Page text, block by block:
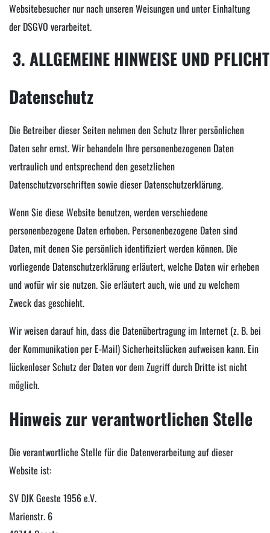
Websitebesucher nur nach unseren Weisungen und unter Einhaltung
der DSGVO verarbeitet.
3. ALLGEMEINE HINWEISE UND
Datenschutz
Die Betreiber dieser Seiten nehmen den Schutz Ihrer persönlichen
Daten sehr ernst. Wir behandeln Ihre personenbezogenen Daten
vertraulich und entsprechend den gesetzlichen
Datenschutzvorschriften sowie dieser Datenschutzerklärung.
Wenn Sie diese Website benutzen, werden verschiedene
personenbezogene Daten erhoben. Personenbezogene Daten sind
Daten, mit denen Sie persönlich identifiziert werden können. Die
vorliegende Datenschutzerklärung erläutert, welche Daten wir erheben
und wofür wir sie nutzen. Sie erläutert auch, wie und zu welchem
Zweck das geschieht.
Wir weisen darauf hin, dass die Datenübertragung im Internet (z. B. bei
der Kommunikation per E-Mail) Sicherheitslücken aufweisen kann. Ein
lückenloser Schutz der Daten vor dem Zugriff durch Dritte ist nicht
möglich.
Hinweis zur verantwortlichen Stelle
Die verantwortliche Stelle für die Datenverarbeitung auf dieser
Website ist:
SV DJK Geeste 1956 e.V.
Marienstr. 6